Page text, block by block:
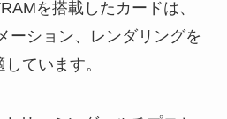
を搭載したカードは、
ーション、レンダリングを
ています。